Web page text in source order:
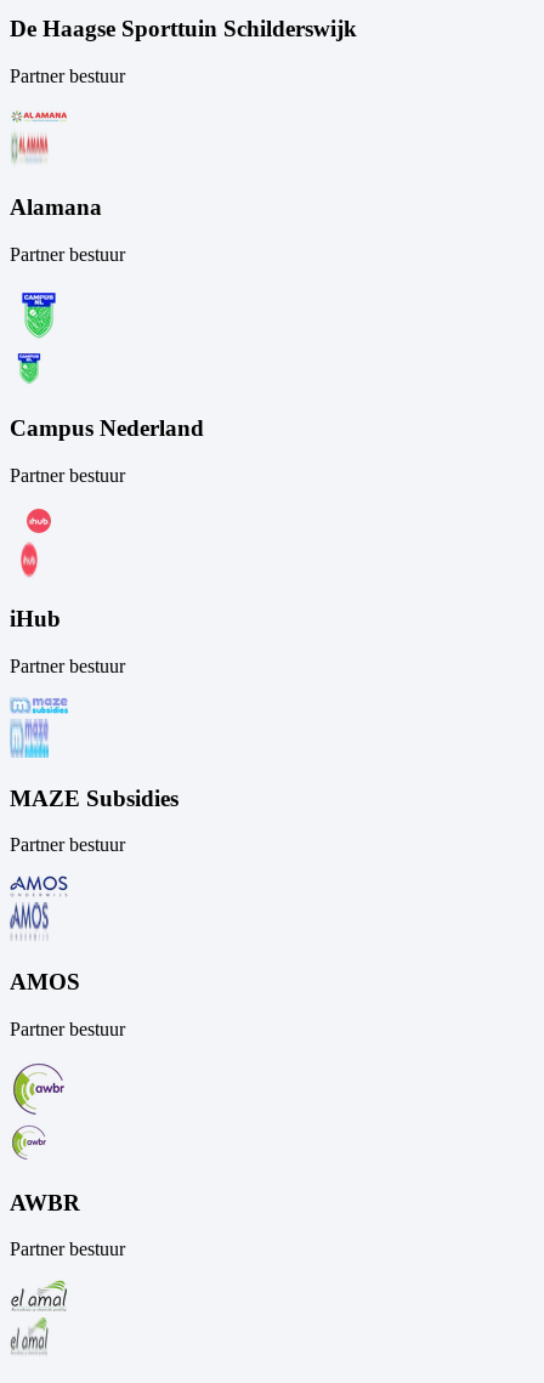
De Haagse Sporttuin Schilderswijk
Partner bestuur
Alamana
Partner bestuur
Campus Nederland
Partner bestuur
iHub
Partner bestuur
MAZE Subsidies
Partner bestuur
AMOS
Partner bestuur
AWBR
Partner bestuur